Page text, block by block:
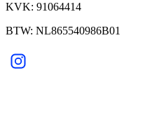
KVK: 91064414
BTW: NL865540986B01